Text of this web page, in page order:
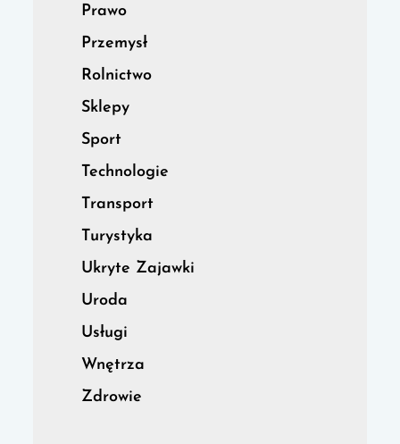
Prawo
Przemysł
Rolnictwo
Sklepy
Sport
Technologie
Transport
Turystyka
Ukryte Zajawki
Uroda
Usługi
Wnętrza
Zdrowie